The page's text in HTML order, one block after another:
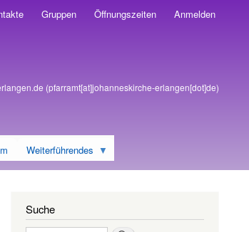
Gruppen Öffnungszeiten Anmelden
.de (pfarramt[at]johanneskirche-erlangen[dot]de)
Weiterführendes
Suche